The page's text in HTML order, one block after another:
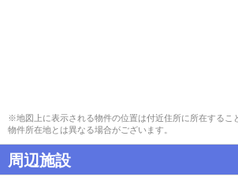
※地図上に表示される物件の位置は付近住所に所在するこ
物件所在地とは異なる場合がございます。
周辺施設